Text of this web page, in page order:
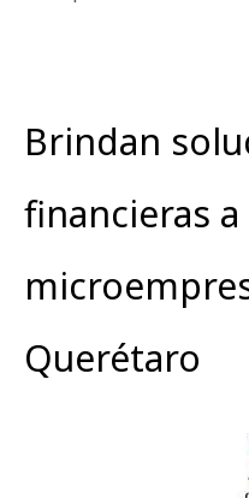
Brindan
financieras a
Querétaro